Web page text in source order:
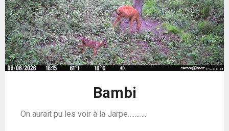
Bambi
On aurait pu les voir à la Jarpe………..